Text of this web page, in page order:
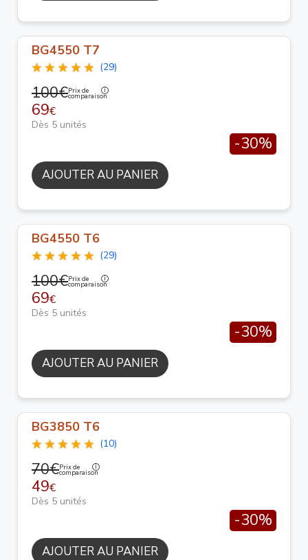
BG4550 T7
(29)
100€Prix de
comparaison
69€
Dès 5 unités
-30%
AJOUTER AU PANIER
BG4550 T6
(29)
100€Prix de
comparaison
69€
Dès 5 unités
-30%
AJOUTER AU PANIER
BG3850 T6
(10)
70€Prix de
comparaison
49€
Dès 5 unités
-30%
AJOUTER AU PANIER